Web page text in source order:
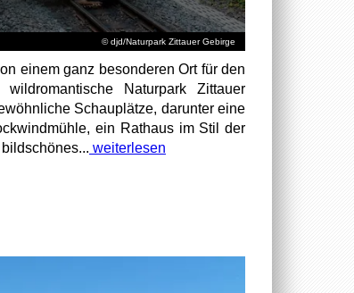
© djd/Naturpark Zittauer Gebirge
einem ganz besonderen Ort für den
Naturpark Zittauer
Schauplätze, darunter eine
ein Rathaus im Stil der
weiterlesen